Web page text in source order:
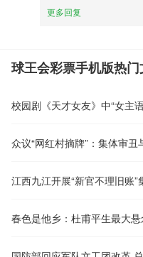
更多回复
球王会彩票手机版热门
众议“网红村摘牌”：集体审丑
春色是他乡：杜甫平生最大